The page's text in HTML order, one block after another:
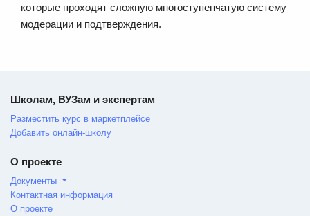
которые проходят сложную многоступенчатую систему
модерации и подтверждения.
Школам, ВУЗам и экспертам
Разместить курс в маркетплейсе
Добавить онлайн-школу
О проекте
Документы
Контактная информация
О проекте